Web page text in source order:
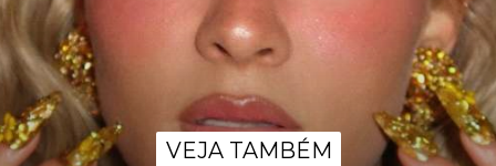
VEJA TAMBÉM
VEJA TAMBÉM